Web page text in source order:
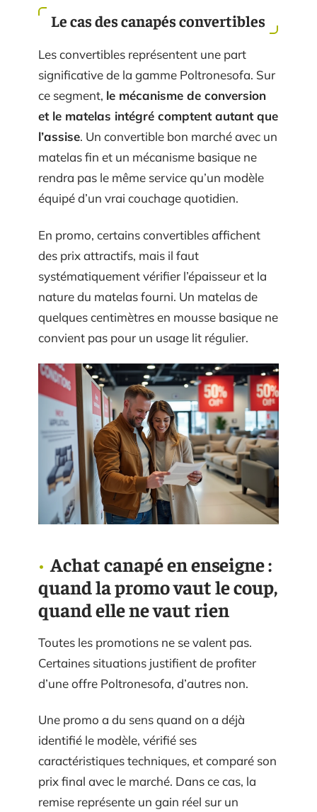
Le cas des canapés convertibles
Les convertibles représentent une part
significative de la gamme Poltronesofa. Sur
ce segment, le mécanisme de conversion
et le matelas intégré comptent autant que
l’assise. Un convertible bon marché avec un
matelas fin et un mécanisme basique ne
rendra pas le même service qu’un modèle
équipé d’un vrai couchage quotidien.
En promo, certains convertibles affichent
des prix attractifs, mais il faut
systématiquement vérifier l’épaisseur et la
nature du matelas fourni. Un matelas de
quelques centimètres en mousse basique ne
convient pas pour un usage lit régulier.
Achat canapé en enseigne :
quand la promo vaut le coup,
quand elle ne vaut rien
Toutes les promotions ne se valent pas.
Certaines situations justifient de profiter
d’une offre Poltronesofa, d’autres non.
Une promo a du sens quand on a déjà
identifié le modèle, vérifié ses
caractéristiques techniques, et comparé son
prix final avec le marché. Dans ce cas, la
remise représente un gain réel sur un